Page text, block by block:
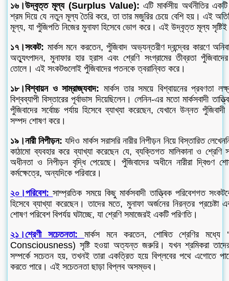
১৬।উদ্বৃত্ত মূল্য (Surplus Value):এটি মার্কসীয় অর্থনীতির
শ্রম দিয়ে যে নতুন মূল্য তৈরি করে, তা তার মজুরির চেয়ে বেশি হয়। এই
মূল্য, যা পুঁজিপতি নিজের মুনাফা হিসেবে ভোগ করে। এই উদ্বৃত্ত মূল্য
১৭।সংকট: মার্কস মনে করতেন, পুঁজিবাদ অভ্যন্তরীণ দ্বন্দ্বের কারণে
অত্যুৎপাদন, মুনাফার হার হ্রাস এবং শ্রেণি সংগ্রামের তীব্রতা
তোলে। এই সংকটগুলোই পুঁজিবাদের পতনকে ত্বরান্বিত করে।
১৮।বিশ্বায়ন ও সাম্রাজ্যবাদ: মার্কস তার সময়ে বিশ্বায়নের প্রবণতা
বিশ্বব্যাপী বিস্তারের পূর্বাভাস দিয়েছিলেন। লেনিন-এর মতো মার্কসবাদী
পুঁজিবাদের সর্বোচ্চ পর্যায় হিসেবে ব্যাখ্যা করেছেন, যেখানে উন্নত
সম্পদ শোষণ করে।
১৯।নারী নিপীড়ন:যদিও মার্কস সরাসরি নারীর নিপীড়ন নিয়ে বিস্তারিত
কাঠামো ব্যবহার করে ব্যাখ্যা করেছেন যে, ব্যক্তিগত মালিকানা ও শ্রেণি
অধীনতা ও নিপীড়ন বৃদ্ধি পেয়েছে। পুঁজিবাদের অধীনে নারীরা দ্বিগুণ
কর্মক্ষেত্রে, অন্যদিকে পরিবারে।
২০।পরিবেশ:সাম্প্রতিক সময়ে কিছু মার্কসবাদী তাত্ত্বিক পরিবেশগত
হিসেবে ব্যাখ্যা করেছেন। তাদের মতে, মুনাফা অর্জনের নিরন্তর প্রচেষ্টা
শোষণ পরিবেশ বিপর্যয় ঘটাচ্ছে, যা শ্রেণি সমাজেরই একটি পরিণতি।
২১।শ্রেণী সচেতনতা: মার্কস মনে করতেন, শোষিত শ্রেণির মধ্যে
Consciousness) সৃষ্টি হওয়া অত্যন্ত জরুরি। যখন শ্রমিকরা তাদের
সম্পর্কে সচেতন হয়, তখনই তারা একত্রিত হয়ে বিপ্লবের পথে এগোতে
করতে পারে। এই সচেতনতা ছাড়া বিপ্লব অসম্ভব।